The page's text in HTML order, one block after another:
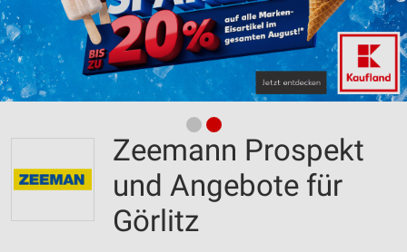
Zeemann Prospekt
und Angebote für
Görlitz